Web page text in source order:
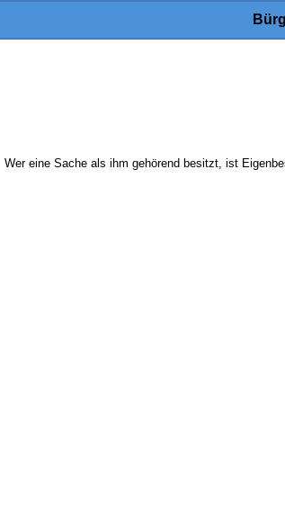
Wer eine Sache als ihm gehörend besitzt, ist